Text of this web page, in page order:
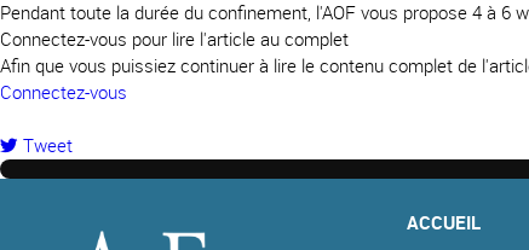
Pendant toute la durée du confinement, l'AOF vous propose 4 à 6
Connectez-vous pour lire l'article au complet
Afin que vous puissiez continuer à lire le contenu complet de
Connectez-vous
Tweet
pinterest
ACCUEIL